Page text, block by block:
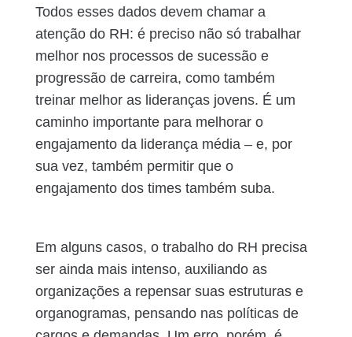
Todos esses dados devem chamar a
atenção do RH: é preciso não só trabalhar
melhor nos processos de sucessão e
progressão de carreira, como também
treinar melhor as lideranças jovens. É um
caminho importante para melhorar o
engajamento da liderança média – e, por
sua vez, também permitir que o
engajamento dos times também suba.
Em alguns casos, o trabalho do RH precisa
ser ainda mais intenso, auxiliando as
organizações a repensar suas estruturas e
organogramas, pensando nas políticas de